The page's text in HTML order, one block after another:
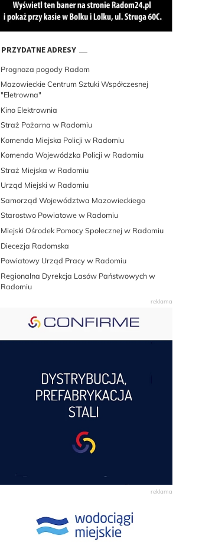
PRZYDATNE ADRESY
Prognoza pogody Radom
Mazowieckie Centrum Sztuki Współczesnej
"Eletrowna"
Kino Elektrownia
Straż Pożarna w Radomiu
Komenda Miejska Policji w Radomiu
Komenda Wojewódzka Policji w Radomiu
Straż Miejska w Radomiu
Urząd Miejski w Radomiu
Samorząd Województwa Mazowieckiego
Starostwo Powiatowe w Radomiu
Miejski Ośrodek Pomocy Społecznej w Radomiu
Diecezja Radomska
Powiatowy Urząd Pracy w Radomiu
Regionalna Dyrekcja Lasów Państwowych w
Radomiu